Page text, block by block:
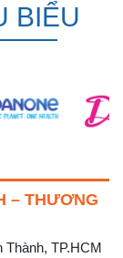
BIỂU
– THƯƠNG
TP.HCM